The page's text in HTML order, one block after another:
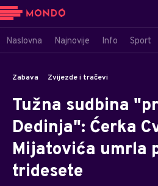
Naslovna Najnovije Info Sport
Zabava Zvijezde i tračevi
Tužna sudbina
Dedinja": Ćerka
Mijatovića umrla
tridesete